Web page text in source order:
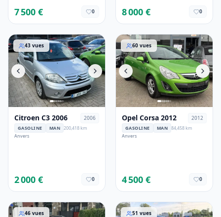
7 500 € 0 8 000 € 0
Citroen C3 2006
43 vues
Citroen C3 2006 2006
GASOLINE MAN 200,418 km
Anvers
2 000 € 0
Opel Corsa 2012
60 vues
Opel Corsa 2012 2012
GASOLINE MAN 84,458 km
Anvers
4 500 € 0
Peugeot 308 2014
46 vues Opel Astra 2015
51 vues